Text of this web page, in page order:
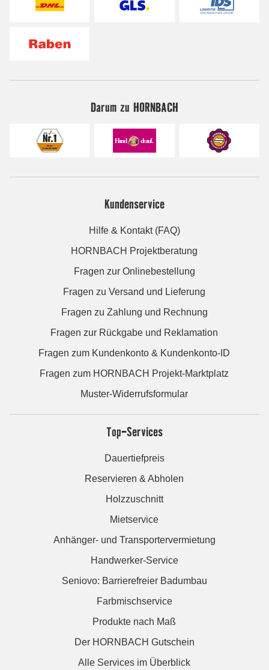
Darum zu HORNBACH
Kundenservice
Hilfe & Kontakt (FAQ)
HORNBACH Projektberatung
Fragen zur Onlinebestellung
Fragen zu Versand und Lieferung
Fragen zu Zahlung und Rechnung
Fragen zur Rückgabe und Reklamation
Fragen zum Kundenkonto & Kundenkonto-ID
Fragen zum HORNBACH Projekt-Marktplatz
Muster-Widerrufsformular
Top-Services
Dauertiefpreis
Reservieren & Abholen
Holzzuschnitt
Mietservice
Anhänger- und Transportervermietung
Handwerker-Service
Seniovo: Barrierefreier Badumbau
Farbmischservice
Produkte nach Maß
Der HORNBACH Gutschein
Alle Services im Überblick